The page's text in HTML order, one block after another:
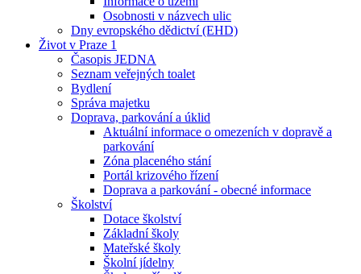
Osobnosti v názvech ulic
Dny evropského dědictví (EHD)
Život v Praze 1
Časopis JEDNA
Seznam veřejných toalet
Bydlení
Správa majetku
Doprava, parkování a úklid
Aktuální informace o omezeních v dopravě a
parkování
Zóna placeného stání
Portál krizového řízení
Doprava a parkování - obecné informace
Školství
Dotace školství
Základní školy
Mateřské školy
Školní jídelny